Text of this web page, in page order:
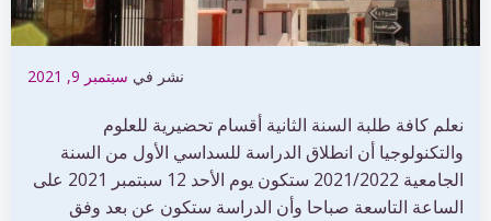
نشر في سبتمبر 9, 2021
نعلم كافة طلبة السنة الثانية أقسام تحضيرية للعلوم
والتكنولوجيا أن انطلاق الدراسة للسداسي الأول من السنة
الجامعية 2021/2022 ستكون يوم الأحد 12 سبتمبر 2021 على
الساعة التاسعة صباحا وأن الدراسة ستكون عن بعد وفق